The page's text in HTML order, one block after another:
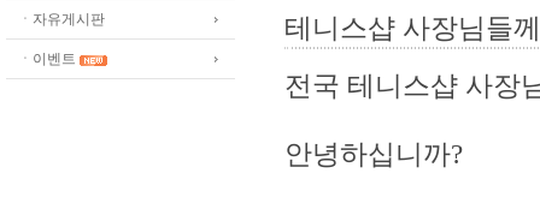
ㆍ자유게시판
ㆍ이벤트
테니스샵 사장님들
전국 테니스샵 사장
안녕하십니까?